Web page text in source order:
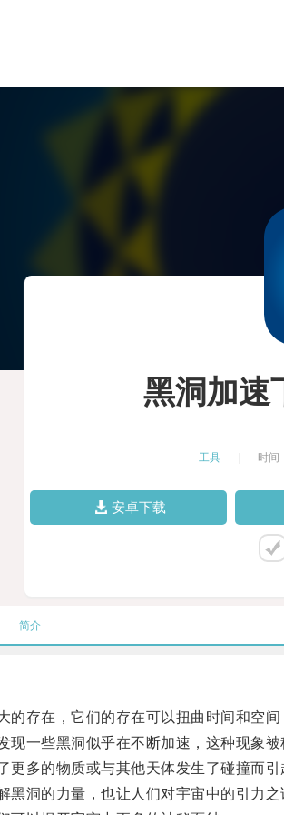
黑洞加速
工具 时间
安卓下载
简介
存在，它们的存在可以扭曲时间和空间
些黑洞似乎在不断加速，这种现象被
多的物质或与其他天体发生了碰撞而引
洞的力量，也让人们对宇宙中的引力之